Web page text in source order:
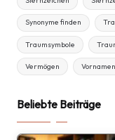
Synonyme finden
Traumsymbole
Vermögen Vornamen
Beliebte Beiträge